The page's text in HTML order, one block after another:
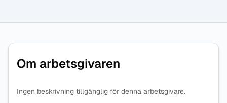
Om arbetsgivaren
Ingen beskrivning tillgänglig för denna arbetsgivare.